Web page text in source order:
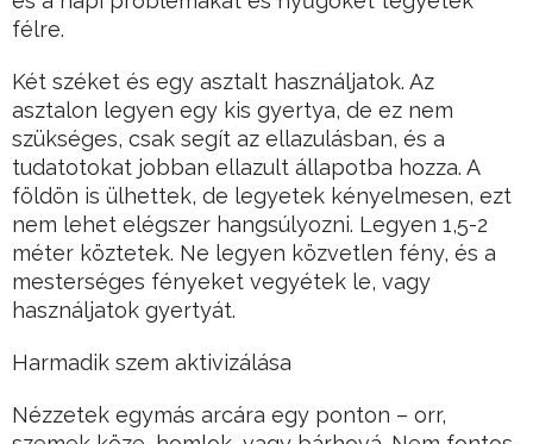
félre.
Két széket és egy asztalt használjatok. Az
asztalon legyen egy kis gyertya, de ez nem
szükséges, csak segít az ellazulásban, és a
tudatotokat jobban ellazult állapotba hozza. A
földön is ülhettek, de legyetek kényelmesen, ezt
nem lehet elégszer hangsúlyozni. Legyen 1,5-2
méter köztetek. Ne legyen közvetlen fény, és a
mesterséges fényeket vegyétek le, vagy
használjatok gyertyát.
Harmadik szem aktivizálása
Nézzetek egymás arcára egy ponton – orr,